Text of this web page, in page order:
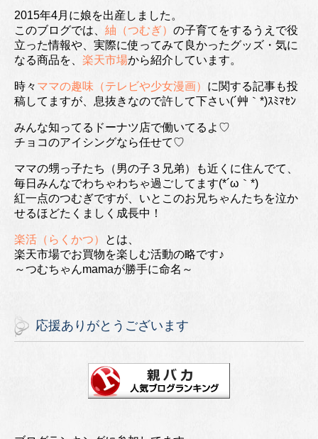
2015年4月に娘を出産しました。
このブログでは、 紬（つむぎ） の子育てをするうえで役
立った情報や、実際に使ってみて良かったグッズ・気に
なる商品を、 楽天市場から紹介しています。
時々 ママの趣味（テレビや少女漫画） に関する記事も投
稿してますが、息抜きなので許して下さい(´艸｀*)ｽﾐﾏｾﾝ
みんな知ってるドーナツ店で働いてるよ♡
チョコのアイシングなら任せて♡
ママの甥っ子たち（男の子３兄弟）も近くに住んでて、
毎日みんなでわちゃわちゃ過ごしてます(*´ω｀*)
紅一点のつむぎですが、いとこのお兄ちゃんたちを泣か
せるほどたくましく成長中！
楽活（らくかつ）
とは、
楽天市場でお買物を楽しむ活動の略です♪
～つむちゃんmamaが勝手に命名～
応援ありがとうございます